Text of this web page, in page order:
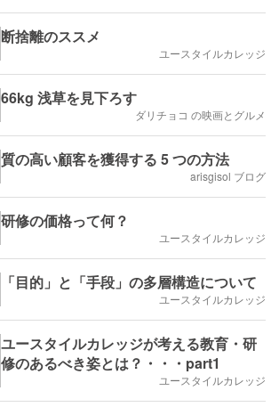
断捨離のススメ
ユースタイルカレッジ
66kg 浅草を見下ろす
ダリチョコ の映画とグルメ
質の高い顧客を獲得する 5 つの方法
arisgisol ブログ
研修の価格って何？
ユースタイルカレッジ
「目的」と「手段」の多層構造について
ユースタイルカレッジ
ユースタイルカレッジが考える教育・研
修のあるべき姿とは？・・・part1
ユースタイルカレッジ